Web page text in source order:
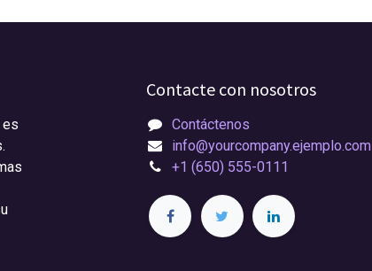
es
Contacte con nosotros
Contáctenos
info@yourcompany.ejemplo.com
+1 (650) 555-0111